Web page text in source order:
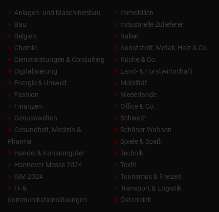
Anlagen- und Maschinenbau
Bau
Belgien
Chemie
Dienstleistungen & Consulting
Digitalisierung
Energie & Umwelt
Fashion
Finanzen
Genusswelten
Gesundheit, Medizin &
Pharma
Handel & Konsumgüter
Hannover Messe 2024
ISM 2024
IT- &
Kommunikationslösungen
Immobilien
Industrielle Zulieferer
Italien
Kunststoff, Metall, Holz & Co.
Küche & Co.
Land- & Forstwirtschaft
Mobilität
Niederlande
Office & Co.
Schweiz
Schöner Wohnen
Spiele & Spaß
Technik
Textil
Tourismus & Freizeit
Transport & Logistik
Österreich